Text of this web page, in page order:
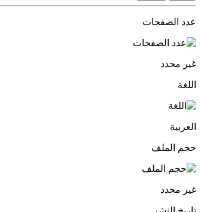
عدد الصفحات
غير محدد
اللغة
العربية
حجم الملف
غير محدد